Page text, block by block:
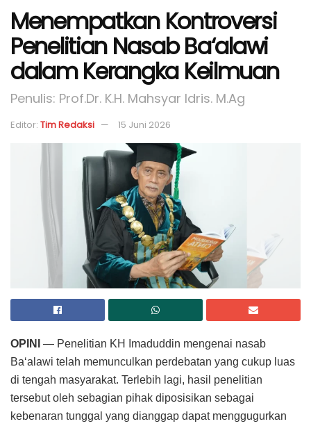
Menempatkan Kontroversi
Penelitian Nasab Ba‘alawi
dalam Kerangka Keilmuan
Penulis: Prof.Dr. K.H. Mahsyar Idris. M.Ag
Editor: Tim Redaksi 15 Juni 2026
OPINI
— Penelitian KH Imaduddin mengenai nasab
Ba‘alawi telah memunculkan perdebatan yang cukup luas
di tengah masyarakat. Terlebih lagi, hasil penelitian
tersebut oleh sebagian pihak diposisikan sebagai
kebenaran tunggal yang dianggap dapat menggugurkan